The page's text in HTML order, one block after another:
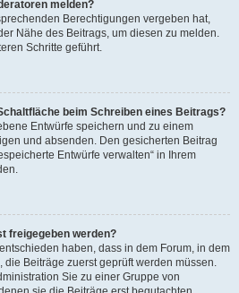
melden?
Berechtigungen vergeben hat,
Nähe des Beitrags, um diesen zu melden.
Schritte geführt.
beim Schreiben eines Beitrags?
Entwürfe speichern und zu einem
und absenden. Den gesicherten Beitrag
Entwürfe verwalten“ in Ihrem
freigegeben werden?
haben, dass in dem Forum, in dem
Beiträge zuerst geprüft werden müssen.
Sie zu einer Gruppe von